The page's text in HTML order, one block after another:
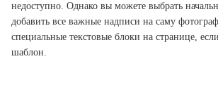
недоступно. Однако вы можете выбрать
добавить все важные надписи на саму
специальные текстовые блоки на странице,
шаблон.